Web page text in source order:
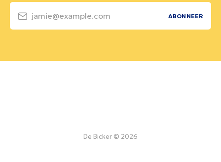
jamie@example.com ABONNEER
De Bicker © 2026